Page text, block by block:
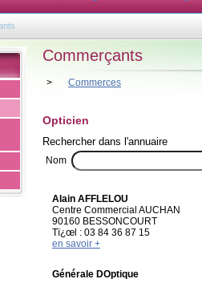
Commerçants
> Commerces
Opticien
Rechercher dans l'annuaire
Nom
Alain AFFLELOU
Centre Commercial AUCHAN
90160 BESSONCOURT
Tï¿œl : 03 84 36 87 15
en savoir +
Générale DOptique